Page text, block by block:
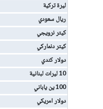
ليرة تركية
ريال سعودي
كيتر نرويجي
كيتر دنماركي
دولار كندي
10 ليرات لبنانية
100 ين ياباني
دولار امريكي